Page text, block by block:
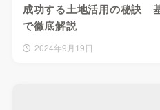
成功する土地活用の秘訣
で徹底解説
2024年9月19日